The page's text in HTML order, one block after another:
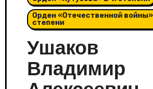
Орден «Отечественной
степени
Ушаков
Владимир